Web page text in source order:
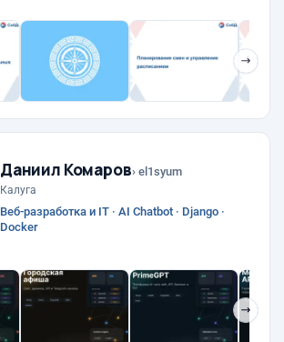
❯
Даниил Комаров› el1syum
Калуга
Веб-разработка и IT · AI Chatbot · Django ·
Docker
❯